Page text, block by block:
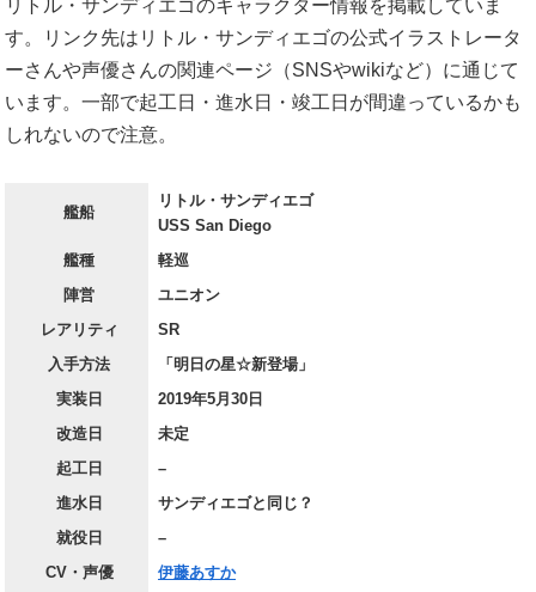
リトル・サンディエゴのキャラクター情報を掲載していま
す。リンク先はリトル・サンディエゴの公式イラストレータ
ーさんや声優さんの関連ページ（SNSやwikiなど）に通じて
います。一部で起工日・進水日・竣工日が間違っているかも
しれないので注意。
艦船
リトル・サンディエゴ
USS San Diego
艦種
軽巡
陣営
ユニオン
レアリティ
SR
入手方法
「明日の星☆新登場」
実装日
2019年5月30日
改造日
未定
起工日
–
進水日
サンディエゴと同じ？
就役日
–
CV・声優
伊藤あすか